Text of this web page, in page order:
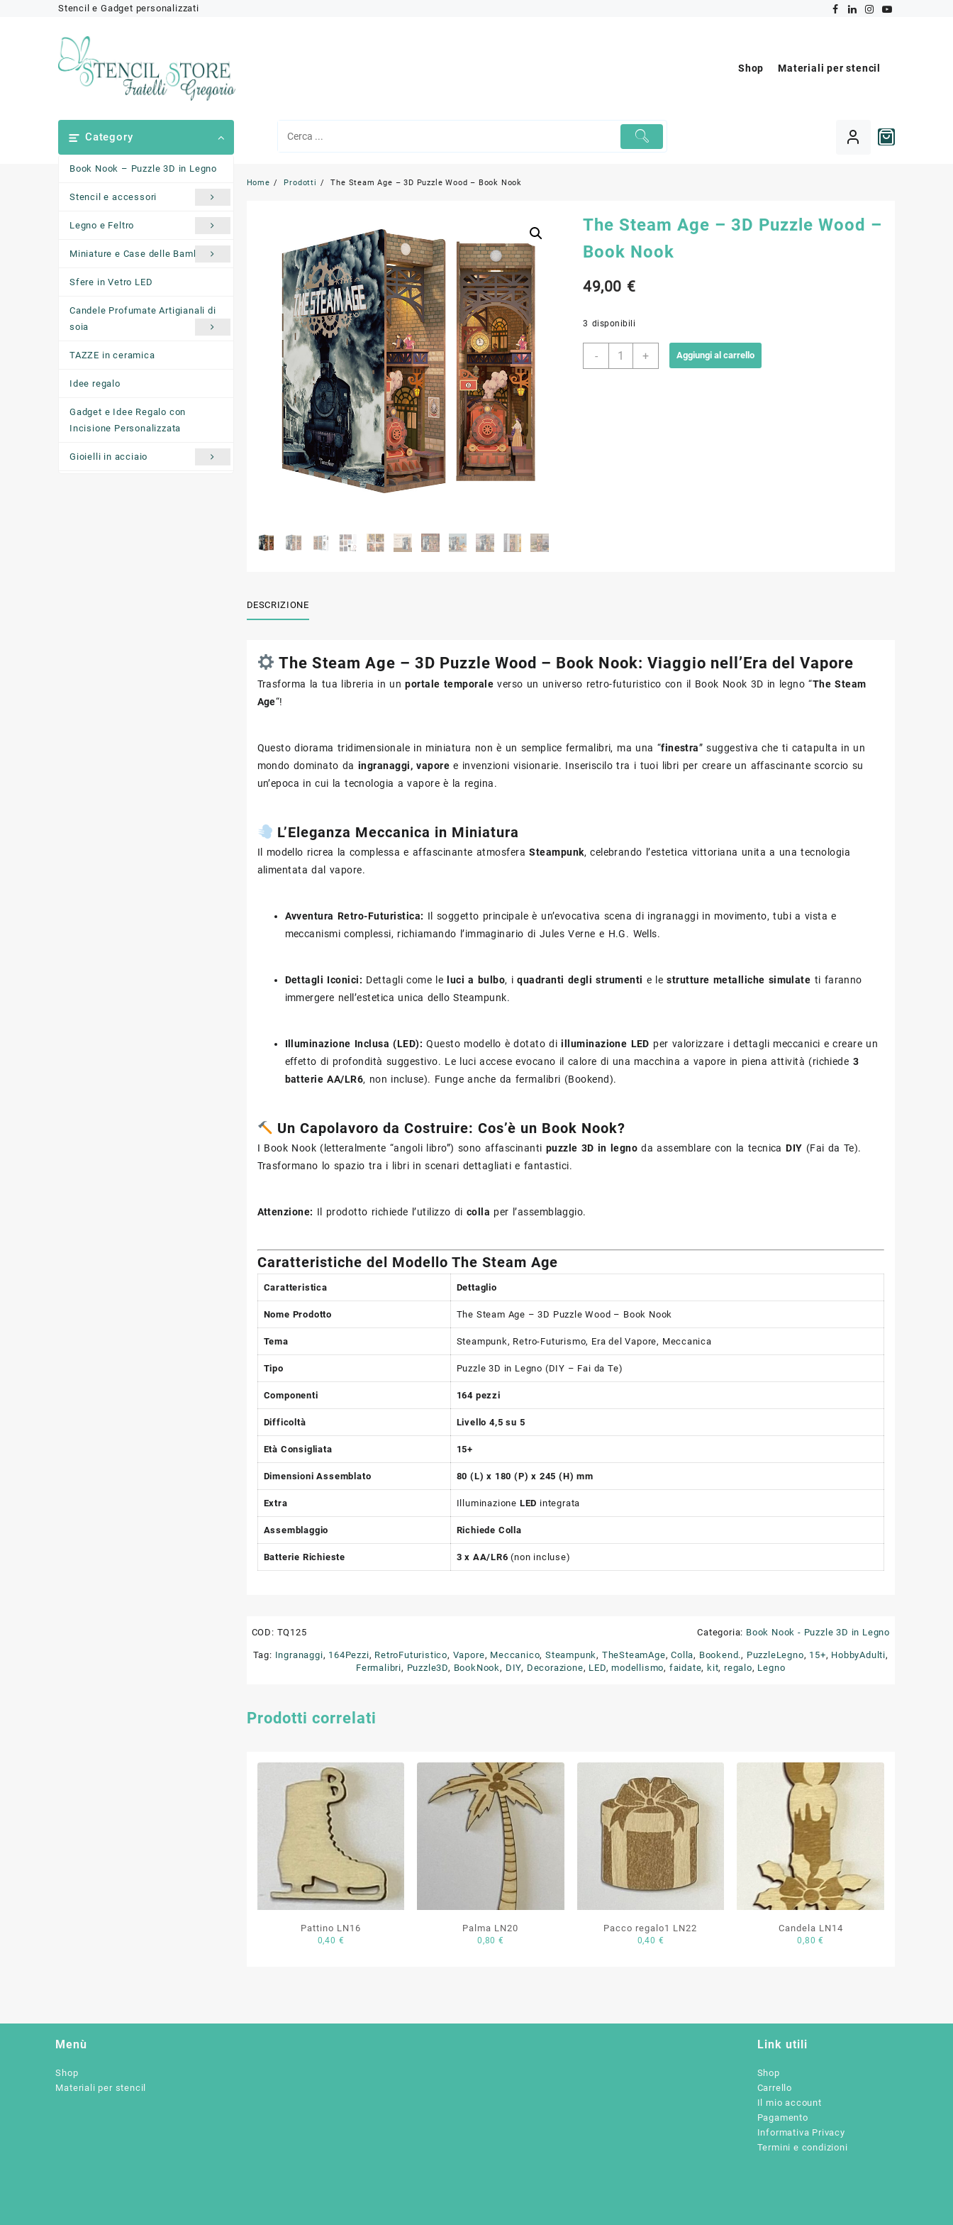
Stencil e Gadget personalizzati
Shop Materiali per stencil
Category
Book Nook – Puzzle 3D in Legno
Stencil e accessori
Legno e Feltro
Miniature e Case delle Bambole
Sfere in Vetro LED
Candele Profumate Artigianali di
soia
TAZZE in ceramica
Idee regalo
Gadget e Idee Regalo con
Incisione Personalizzata
Gioielli in acciaio
Home Prodotti The Steam Age – 3D Puzzle Wood – Book Nook
The Steam Age – 3D Puzzle Wood –
Book Nook
49,00 €
3 disponibili
-
The
+ Aggiungi al carrello
DESCRIZIONE
The Steam Age – 3D Puzzle Wood – Book Nook: Viaggio nell’Era del Vapore
Trasforma la tua libreria in unportale temporale verso un universo retro-futuristico con il Book Nook 3D in legno “The Steam
Age“!
Questo diorama tridimensionale in miniatura non è un semplice fermalibri, ma una “finestra” suggestiva che ti catapulta in un
mondo dominato da ingranaggi, vapore e invenzioni visionarie. Inseriscilo tra i tuoi libri per creare un affascinante scorcio su
un’epoca in cui la tecnologia a vapore è la regina.
L’Eleganza Meccanica in Miniatura
Il modello ricrea la complessa e affascinante atmosferaSteampunk, celebrando l’estetica vittoriana unita a una tecnologia
alimentata dal vapore.
Avventura Retro-Futuristica: Il soggetto principale è un’evocativa scena di ingranaggi in movimento, tubi a vista e
meccanismi complessi, richiamando l’immaginario di Jules Verne e H.G. Wells.
Dettagli Iconici: Dettagli come le luci a bulbo, iquadranti degli strumenti e lestrutture metalliche simulate ti faranno
immergere nell’estetica unica dello Steampunk.
Illuminazione Inclusa (LED): Questo modello è dotato diilluminazione LED per valorizzare i dettagli meccanici e creare un
effetto di profondità suggestivo. Le luci accese evocano il calore di una macchina a vapore in piena attività (richiede 3
batterie AA/LR6, non incluse). Funge anche da fermalibri (Bookend).
Un Capolavoro da Costruire: Cos’è un Book Nook?
I Book Nook (letteralmente “angoli libro”) sono affascinanti puzzle 3D in legno da assemblare con la tecnicaDIY (Fai da Te).
Trasformano lo spazio tra i libri in scenari dettagliati e fantastici.
Attenzione: Il prodotto richiede l’utilizzo di colla per l’assemblaggio.
Caratteristiche del Modello The Steam Age
Caratteristica Dettaglio
Nome Prodotto The Steam Age – 3D Puzzle Wood – Book Nook
Tema Steampunk, Retro-Futurismo, Era del Vapore, Meccanica
Tipo Puzzle 3D in Legno (DIY – Fai da Te)
Componenti 164 pezzi
Difficoltà Livello 4,5 su 5
Età Consigliata 15+
Dimensioni Assemblato 80 (L) x 180 (P) x 245 (H) mm
Extra Illuminazione LED integrata
Assemblaggio Richiede Colla
Batterie Richieste 3 x AA/LR6 (non incluse)
COD: TQ125 Categoria: Book Nook - Puzzle 3D in Legno
Tag: Ingranaggi, 164Pezzi, RetroFuturistico, Vapore, Meccanico, Steampunk, TheSteamAge,Colla, Bookend., PuzzleLegno, 15+, HobbyAdulti,
Fermalibri, Puzzle3D, BookNook, DIY, Decorazione, LED,modellismo, faidate, kit, regalo, Legno
Prodotti correlati
Pattino LN16
0,40 €
Palma LN20
0,80€
Pacco regalo1 LN22
0,40 €
Candela LN14
0,80€
Menù
Shop
Materiali per stencil
Link utili
Shop
Carrello
Il mio account
Pagamento
Informativa Privacy
Termini e condizioni